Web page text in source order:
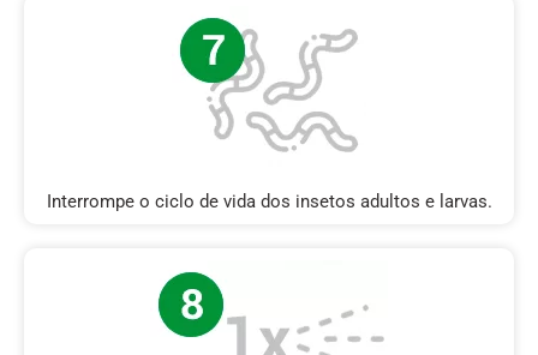
Interrompe o ciclo de vida dos insetos adultos e larvas.